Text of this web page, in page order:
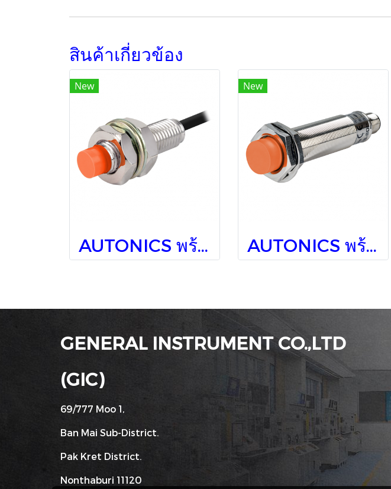
สินค้าเกี่ยวข้อง
New
AUTONICS พร้อกซิมิตี้สวิทช์ PRT08-2DC
New
AUTONICS พร้อกซิมิตี้สวิทช์ PRCML18-8DP
GENERAL INSTRUMENT CO.,LTD
(GIC)
69/777 Moo 1,
Ban Mai Sub-District.
Pak Kret District.
Nonthaburi 11120